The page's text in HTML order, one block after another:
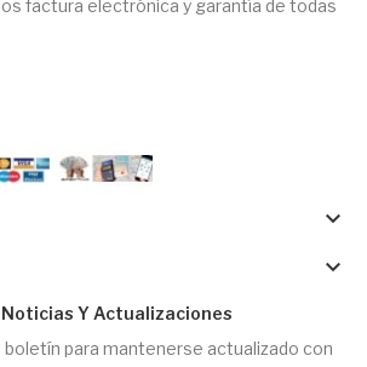
factura electrónica y garantía de todas
keyboard_arrow_down
keyboard_arrow_down
Y Actualizaciones
para mantenerse actualizado con